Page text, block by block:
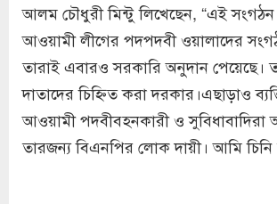
আলম চৌধুরী মিন্টু লিখেছেন, “এই
আওয়ামী লীগের পদপদবী ওয়ালাদের
তারাই এবারও সরকারি অনুদান পেয়েছে।
দাতাদের চিহ্নিত করা দরকার।এছাড়াও
আওয়ামী পদবীবহনকারী ও সুবিধাবাদিরা
তারজন্য বিএনপির লোক দায়ী। আমি চিনি